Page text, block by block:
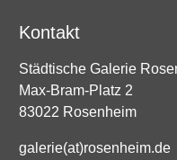
Kontakt
Städtische Galerie
Max-Bram-Platz 2
83022 Rosenheim
galerie(at)rosenheim.de